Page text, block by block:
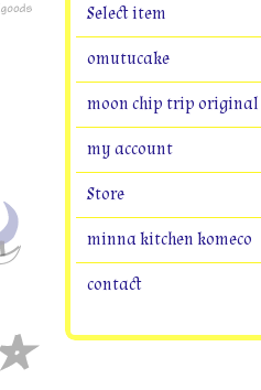
Select item
omutucake
moon chip trip original
my account
Store
minna kitchen komeco
contact